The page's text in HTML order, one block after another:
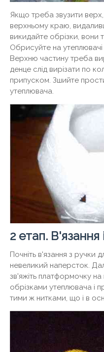
Якщо треба звузити верх,
верхньому краю,
викидайте обрізки, вони
Обрисуйте на
Верхню частину треба
денце слід вирізати по
припуском. Зшийте
утеплювача.
2 етап.
Почніть в'язання з
невеликий наперсток.
зв'яжіть платформочку
обрізками утеплювача і
тими ж нитками, що і в